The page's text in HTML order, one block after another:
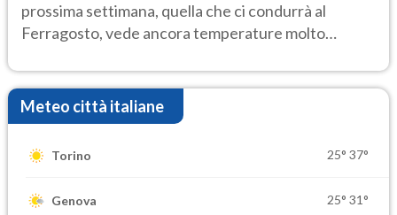
prossima settimana, quella che ci condurrà al
Ferragosto, vede ancora temperature molto
Meteo città italiane
Torino 25° 37°
Genova 25° 31°